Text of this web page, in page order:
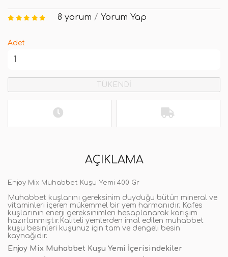
8 yorum / Yorum Yap
Adet
TÜKENDİ
AÇIKLAMA
Enjoy Mix Muhabbet Kuşu Yemi 400 Gr
Muhabbet kuşlarını gereksinim duyduğu bütün mineral ve
vitaminleri içeren mükemmel bir yem harmanıdır. Kafes
kuşlarının enerji gereksinimleri hesaplanarak karışım
hazırlanmıştır.Kaliteli yemlerden imal edilen muhabbet
kuşu besinleri kuşunuz için tam ve dengeli besin
kaynağıdır.
Enjoy Mix Muhabbet Kuşu Yemi İçerisindekiler